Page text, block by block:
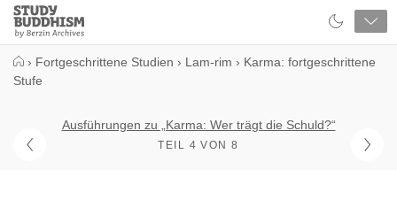
Close
Study
Buddhism
› Fortgeschrittene Studien › Lam-rim › Karma: fortgeschrittene
Stufe
Ausführungen zu „Karma: Wer trägt die Schuld?“
TEIL 4 VON 8